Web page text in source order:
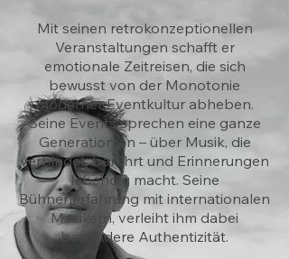
Mit seinen retrokonzeptionellen
Veranstaltungen schafft er
emotionale Zeitreisen, die sich
bewusst von der Monotonie
moderner Eventkultur abheben.
Seine Events sprechen eine ganze
Generation an – über Musik, die
verbindet, berührt und Erinnerungen
lebendig macht. Seine
Bühnenerfahrung mit internationalen
Musikern, verleiht ihm dabei
besondere Authentizität.